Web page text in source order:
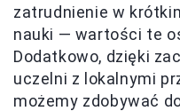
zatrudnienie w
nauki — wartości te
Dodatkowo, dzięki
uczelni z lokalnymi
możemy zdobywać